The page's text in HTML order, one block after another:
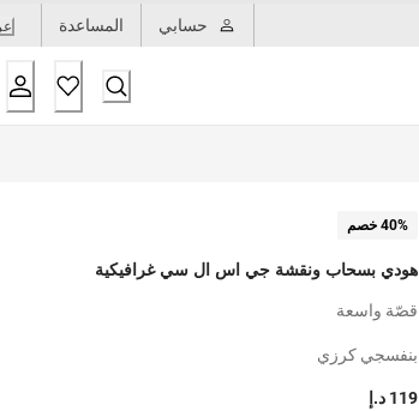
حسابي المساعدة
40% خصم
هودي بسحاب ونقشة جي اس ال سي غرافيكية
قصّة واسعة
بنفسجي كرزي
119 د.إ